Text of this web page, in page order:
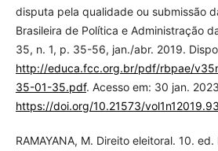
disputa pela qualidade ou submissão
Brasileira de Política e Administração
35, n. 1, p. 35-56, jan./abr. 2019.
http://educa.fcc.org.br/pdf/rbpae/
35-01-35.pdf. Acesso em: 30 jan.
https://doi.org/10.21573/
RAMAYANA, M. Direito eleitoral. 10.